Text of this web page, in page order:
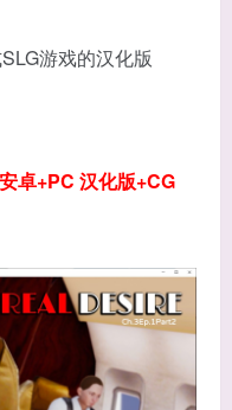
游戏的汉化版
卓+PC 汉化版+CG